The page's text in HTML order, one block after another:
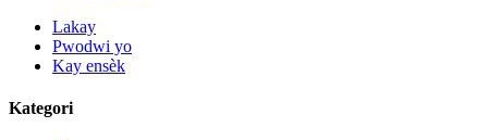
Lakay
Pwodwi yo
Kay ensèk
Kategori